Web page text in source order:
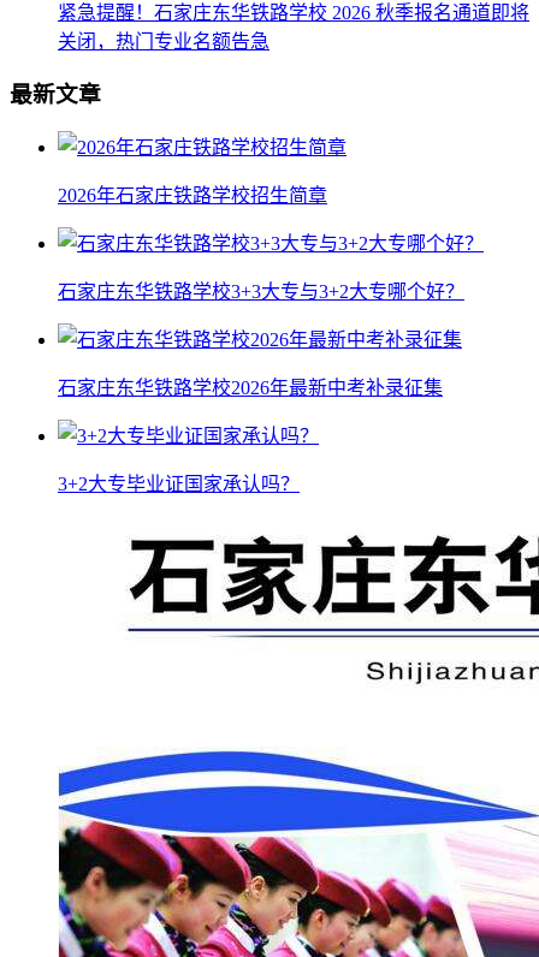
紧急提醒！石家庄东华铁路学校 2026 秋季报名通道即将
关闭，热门专业名额告急
最新文章
2026年石家庄铁路学校招生简章
石家庄东华铁路学校3+3大专与3+2大专哪个好？
石家庄东华铁路学校2026年最新中考补录征集
3+2大专毕业证国家承认吗？